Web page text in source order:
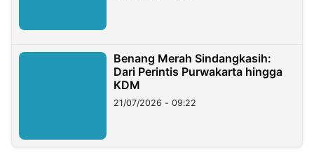
Benang Merah Sindangkasih:
Dari Perintis Purwakarta hingga
KDM
21/07/2026 - 09:22